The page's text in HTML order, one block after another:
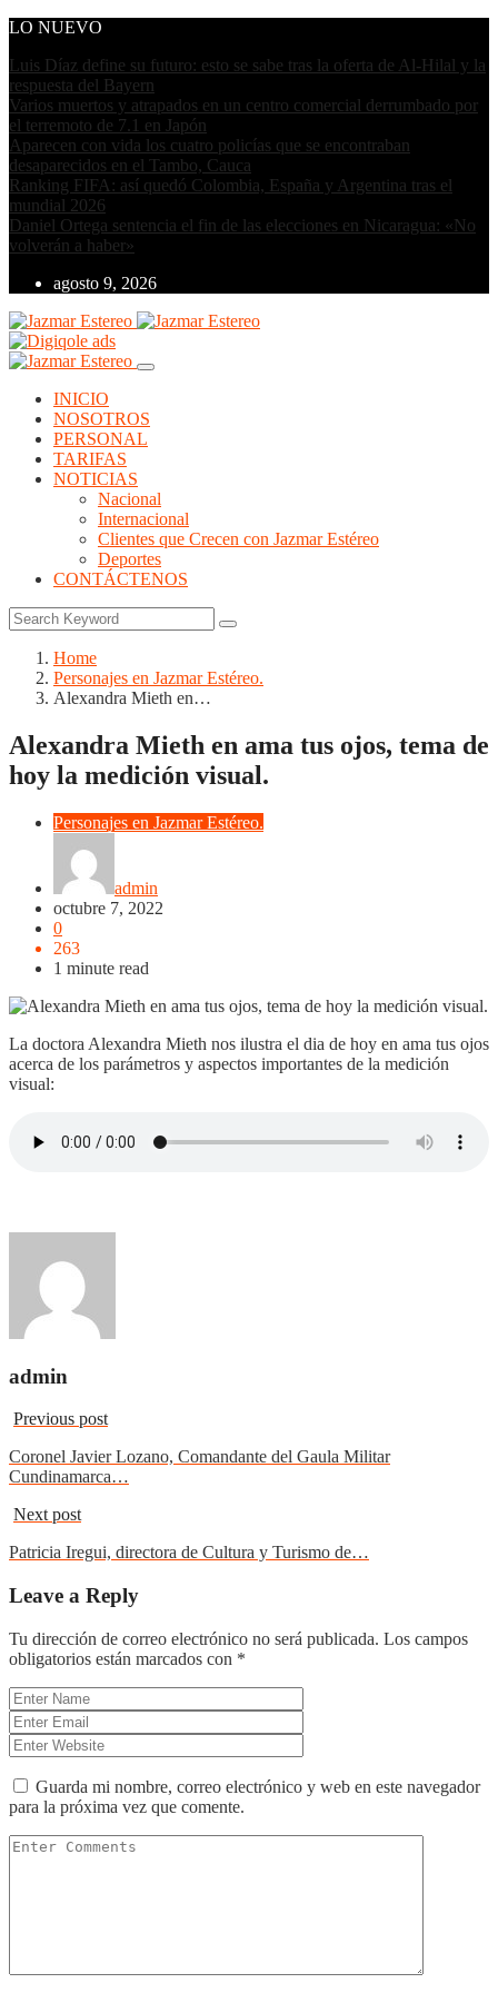
LO NUEVO
Luis Díaz define su futuro: esto se sabe tras la oferta de Al-Hilal y la
respuesta del Bayern
Varios muertos y atrapados en un centro comercial derrumbado por
el terremoto de 7.1 en Japón
Aparecen con vida los cuatro policías que se encontraban
desaparecidos en el Tambo, Cauca
Ranking FIFA: así quedó Colombia, España y Argentina tras el
mundial 2026
Daniel Ortega sentencia el fin de las elecciones en Nicaragua: «No
volverán a haber»
agosto 9, 2026
INICIO
NOSOTROS
PERSONAL
TARIFAS
NOTICIAS
Nacional
Internacional
Clientes que Crecen con Jazmar Estéreo
Deportes
CONTÁCTENOS
Home
Personajes en Jazmar Estéreo.
Alexandra Mieth en…
Alexandra Mieth en ama tus ojos, tema de
hoy la medición visual.
Personajes en Jazmar Estéreo.
admin
octubre 7, 2022
0
263
1 minute read
La doctora Alexandra Mieth nos ilustra el dia de hoy en ama tus ojos
acerca de los parámetros y aspectos importantes de la medición
visual:
admin
Previous post
Coronel Javier Lozano, Comandante del Gaula Militar
Cundinamarca…
Next post
Patricia Iregui, directora de Cultura y Turismo de…
Leave a Reply
Tu dirección de correo electrónico no será publicada. Los campos
obligatorios están marcados con *
Guarda mi nombre, correo electrónico y web en este navegador
para la próxima vez que comente.